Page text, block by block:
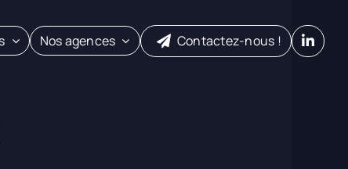
Nos agences Contactez-nous !